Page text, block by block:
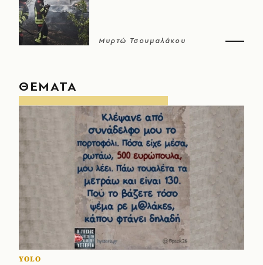
Μυρτώ Τσουμαλάκου
ΘΕΜΑΤΑ
YOLO